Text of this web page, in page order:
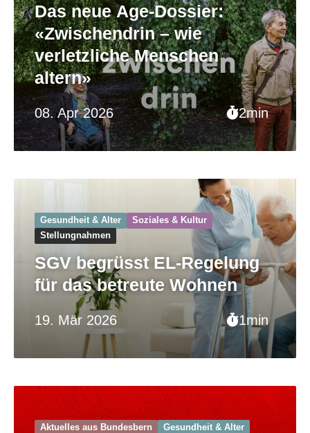
08. Apr 2026 2min
Das neue Age-Dossier:
«Zwischendrin – wie
verletzliche Menschen
altern»
19. Mär 2026 1min
Gesundheit & Alter
Soziales & Kultur
Stellungnahmen
SGV begrüsst EL-Regelung
für das betreute Wohnen
Aktuelles aus Bundesbern
Gesundheit & Alter